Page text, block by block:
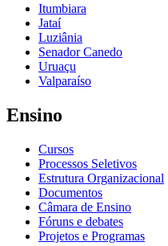
Itumbiara
Jataí
Luziânia
Senador Canedo
Uruaçu
Valparaíso
Ensino
Cursos
Processos Seletivos
Estrutura Organizacional
Documentos
Câmara de Ensino
Fóruns e debates
Projetos e Programas